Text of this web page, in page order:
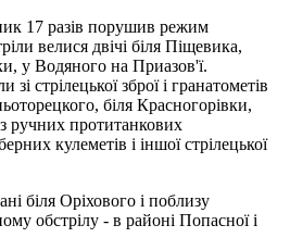
17 разів порушив режим
велися двічі біля Піщевика,
у Водяного на Приазов'ї.
зі стрілецької зброї і гранатометів
біля Красногорівки,
протитанкових
кулеметів і іншої стрілецької
біля Оріхового і поблизу
обстрілу - в районі Попасної і